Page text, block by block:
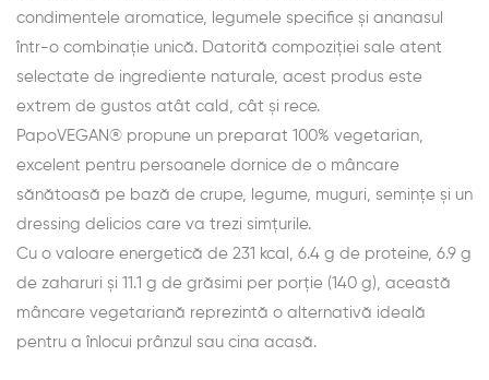
condimentele aromatice, legumele specifice și ananasul
într-o combinație unică. Datorită compoziției sale atent
selectate de ingrediente naturale, acest produs este
extrem de gustos atât cald, cât și rece.
PapoVEGAN® propune un preparat 100% vegetarian,
excelent pentru persoanele dornice de o mâncare
sănătoasă pe bază de crupe, legume, muguri, semințe și un
dressing delicios care va trezi simțurile.
Cu o valoare energetică de 231 kcal, 6.4 g de proteine, 6.9 g
de zaharuri și 11.1 g de grăsimi per porție (140 g), această
mâncare vegetariană reprezintă o alternativă ideală
pentru a înlocui prânzul sau cina acasă.